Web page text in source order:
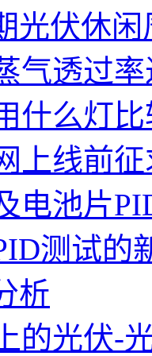
光伏休
气透过
什么灯
上线前
电池片
测试的
析
的光伏-